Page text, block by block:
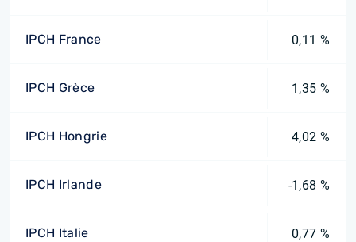
IPCH France 0,11 %
IPCH Grèce 1,35 %
IPCH Hongrie 4,02 %
IPCH Irlande -1,68 %
IPCH Italie 0,77 %